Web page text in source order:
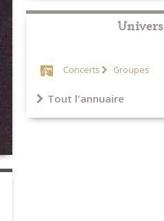
Univers
Concerts Groupes
Tout l'annuaire